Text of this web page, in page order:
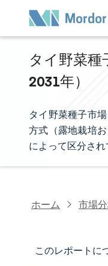
タイ野菜種
2031年）
タイ野菜種子市
方式（露地栽培
によって区分さ
ホーム 市場
このレポートに